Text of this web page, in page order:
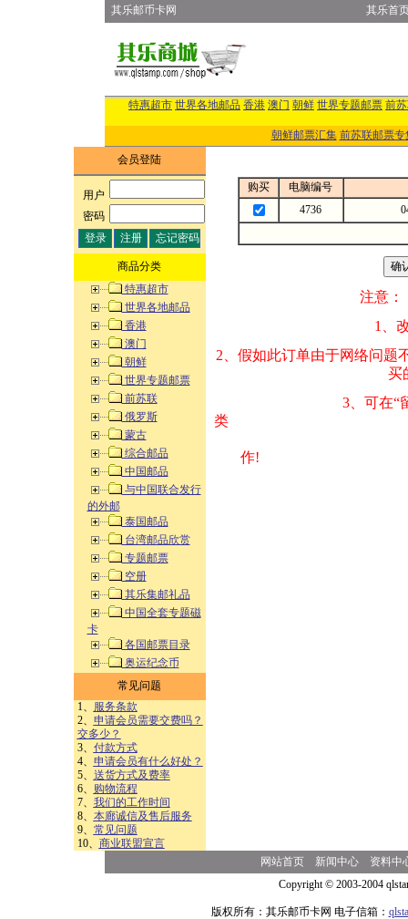
其乐邮币卡网 其乐首
特惠超市 世界各地邮品 香港 澳门 朝鲜 世界专题邮票 前
朝鲜邮票汇集 前苏联邮票专
会员登陆
用户:
密码:
商品分类
特惠超市
世界各地邮品
香港
澳门
朝鲜
世界专题邮票
前苏联
俄罗斯
蒙古
综合邮品
中国邮品
与中国联合发行
的外邮
泰国邮品
台湾邮品欣赏
专题邮票
空册
其乐集邮礼品
中国全套专题磁
卡
各国邮票目录
奥运纪念币
常见问题
1、
服务条款
2、 申请会员需要交费吗？
交多少？
3、 付款方式
4、 申请会员有什么好处？
5、 送货方式及费率
6、
购物流程
7、 我们的工作时间
8、 本廊诚信及售后服务
9、 常见问题
10、 商业联盟宣言
购买
电脑编号
4736
注意：
1、改变商品数量
2、假如此订单由
买的邮品的“
3、可在“
类 方式告之
作!
网站首页 新闻中心
资料中
Copyright © 2003-2004
版权所有：其乐邮币卡网 电子信箱：